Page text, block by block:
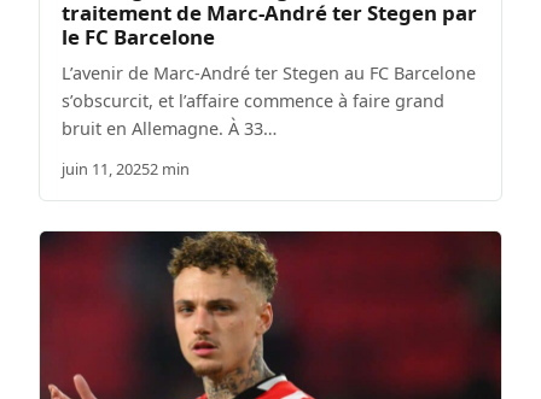
traitement de Marc-André ter Stegen par
le FC Barcelone
L’avenir de Marc-André ter Stegen au FC Barcelone
s’obscurcit, et l’affaire commence à faire grand
bruit en Allemagne. À 33…
juin 11, 20252 min